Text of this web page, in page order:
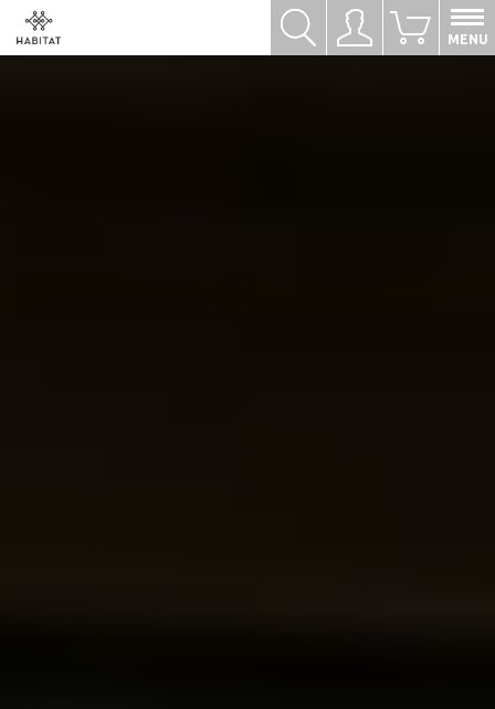
Přihlásit se
0
MENU
Hledat